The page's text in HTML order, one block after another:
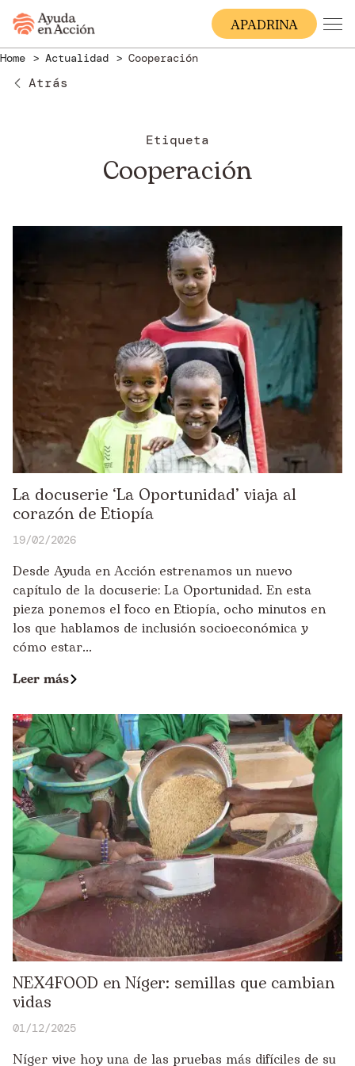
APADRINA
Home Actualidad Cooperación
Atrás
Etiqueta
Cooperación
La docuserie ‘La Oportunidad’ viaja al
corazón de Etiopía
19/02/2026
Desde Ayuda en Acción estrenamos un nuevo
capítulo de la docuserie: La Oportunidad. En esta
pieza ponemos el foco en Etiopía, ocho minutos en
los que hablamos de inclusión socioeconómica y
cómo estar...
Leer más
NEX4FOOD en Níger: semillas que cambian
vidas
01/12/2025
Níger vive hoy una de las pruebas más difíciles de su